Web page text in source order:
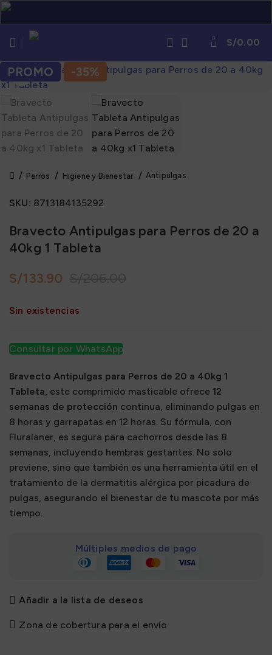
0 S/0.00
PROMO -35%
PROMO -35%
Click to enlarge
Perros Higiene y Bienestar Antipulgas
SKU: 8713184135292
Bravecto Antipulgas para Perros de 20 a
40kg 1 Tableta
S/133.90
Sin existencias
Consultar por WhatsApp
Bravecto Antipulgas para Perros de 20 a 40kg 1
Tableta, este comprimido masticable ofrece 12
semanas de protección continua, eliminando pulgas en
8 horas y garrapatas en 12 horas. Su fórmula, con
Fluralaner, es segura para cachorros desde las 8
semanas, incluyendo hembras gestantes. No solo
previene, sino que también es una herramienta útil en el
tratamiento de la dermatitis alérgica por picadura de
pulgas, asegurando el bienestar de tu mascota por más
tiempo.
Múltiples medios de pago
Añadir a la lista de deseos
Zona de cobertura para el envío